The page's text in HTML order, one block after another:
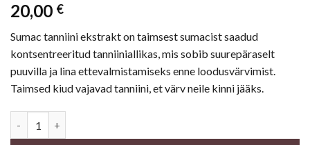
20,00 €
Sumac tanniini ekstrakt on taimsest sumacist saadud
kontsentreeritud tanniiniallikas, mis sobib suurepäraselt
puuvilla ja lina ettevalmistamiseks enne loodusvärvimist.
Taimsed kiud vajavad tanniini, et värv neile kinni jääks.